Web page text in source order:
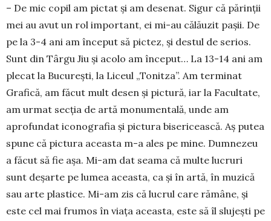
– De mic copil am pictat și am desenat. Si­gur că părinții
mei au avut un rol important, ei mi-au călăuzit pașii. De
pe la 3-4 ani am început să pictez, și destul de serios.
Sunt din Târgu Jiu și acolo am început… La 13-14 ani am
plecat la București, la Liceul „Tonitza”. Am terminat
Gra­­­fi­că, am făcut mult desen și pictură, iar la Facul­tate,
am urmat secția de artă monumentală, unde am
aprofundat iconografia și pictura biseri­ceas­că. Aș pu­tea
spune că pictura aceasta m-a ales pe mine. Dum­­nezeu
a făcut să fie așa. Mi-am dat seama că multe lucruri
sunt deșarte pe lumea aceas­ta, ca și în artă, în muzică
sau arte plastice. Mi-am zis că lucrul care rămâne, și
este cel mai frumos în viața aceasta, este să îl slujești pe